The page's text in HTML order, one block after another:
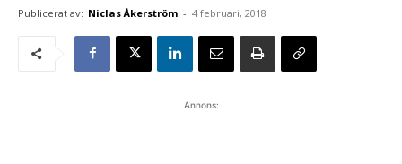
Publicerat av: Niclas Åkerström - 4 februari, 2018
Annons: